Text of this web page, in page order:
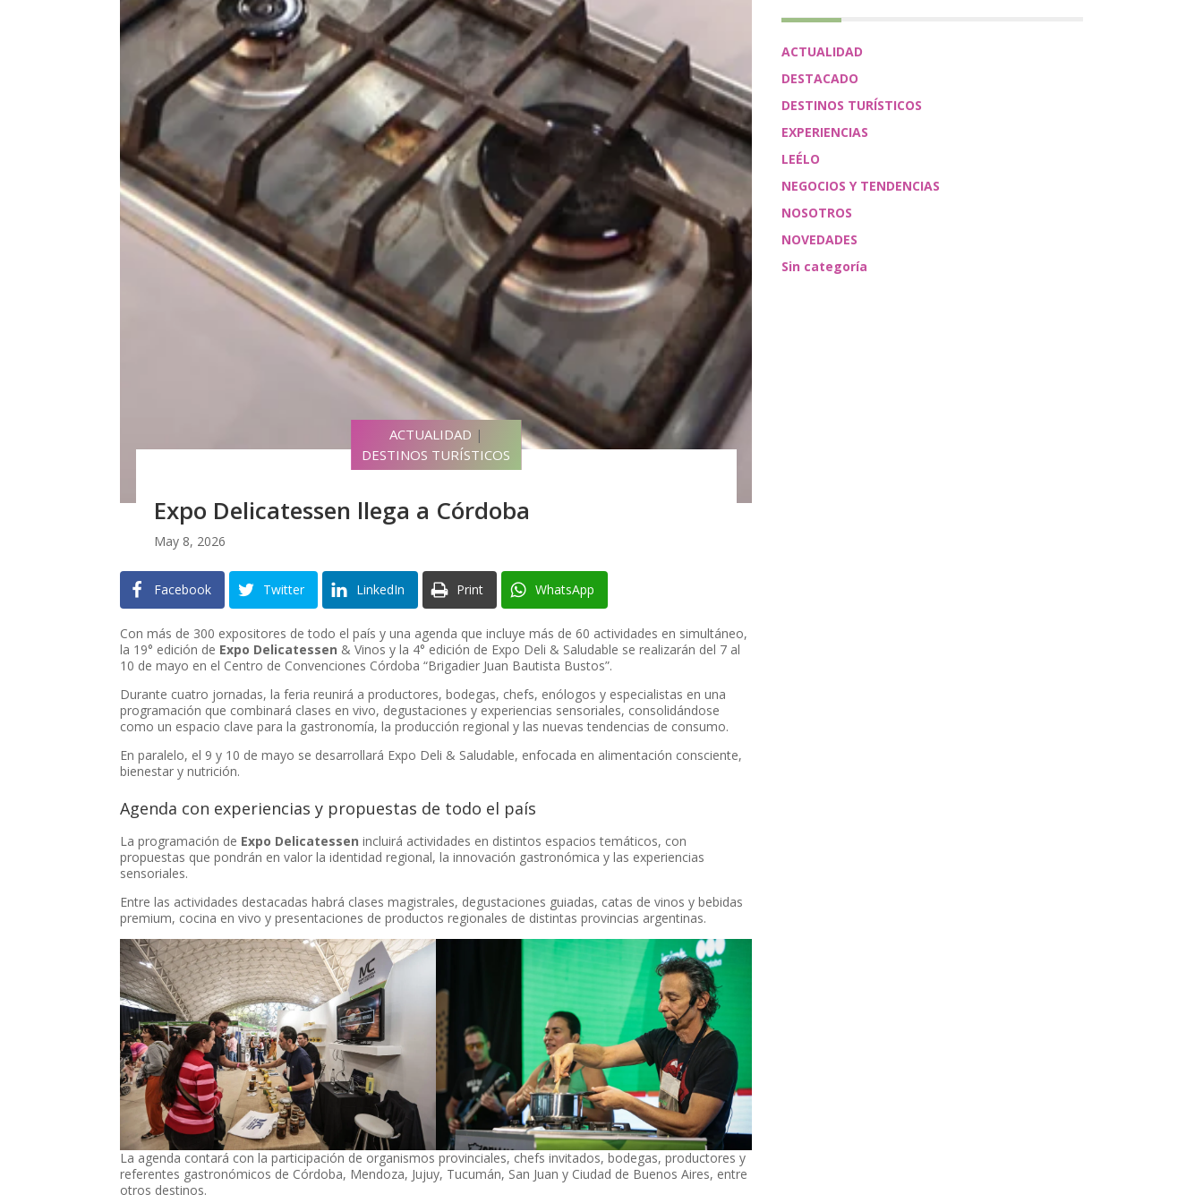
ACTUALIDAD |
DESTINOS TURÍSTICOS
Expo Delicatessen llega a Córdoba
May 8, 2026
Facebook Twitter LinkedIn Print WhatsApp
Con más de 300 expositores de todo el país y una agenda que incluye más de 60 actividades en simultáneo,
la 19° edición de Expo Delicatessen & Vinos y la 4° edición de Expo Deli & Saludable se realizarán del 7 al
10 de mayo en el Centro de Convenciones Córdoba “Brigadier Juan Bautista Bustos”.
Durante cuatro jornadas, la feria reunirá a productores, bodegas, chefs, enólogos y especialistas en una
programación que combinará clases en vivo, degustaciones y experiencias sensoriales, consolidándose
como un espacio clave para la gastronomía, la producción regional y las nuevas tendencias de consumo.
En paralelo, el 9 y 10 de mayo se desarrollará Expo Deli & Saludable, enfocada en alimentación consciente,
bienestar y nutrición.
Agenda con experiencias y propuestas de todo el país
La programación de Expo Delicatessen incluirá actividades en distintos espacios temáticos, con
propuestas que pondrán en valor la identidad regional, la innovación gastronómica y las experiencias
sensoriales.
Entre las actividades destacadas habrá clases magistrales, degustaciones guiadas, catas de vinos y bebidas
premium, cocina en vivo y presentaciones de productos regionales de distintas provincias argentinas.
La agenda contará con la participación de organismos provinciales, chefs invitados, bodegas, productores y
referentes gastronómicos de Córdoba, Mendoza, Jujuy, Tucumán, San Juan y Ciudad de Buenos Aires, entre
otros destinos.
ACTUALIDAD
DESTACADO
DESTINOS TURÍSTICOS
EXPERIENCIAS
LEÉLO
NEGOCIOS Y TENDENCIAS
NOSOTROS
NOVEDADES
Sin categoría